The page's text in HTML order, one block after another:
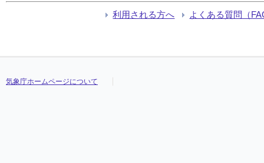
利用される方へ よくある質問（
気象庁ホームページについて